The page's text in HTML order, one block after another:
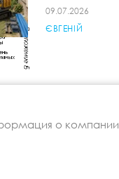
09.07.2026
ЄВГЕНІЙ
о компании